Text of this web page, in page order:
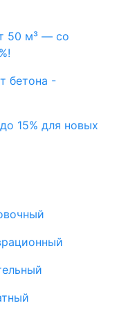
50 м³ — со
бетона -
15% для новых